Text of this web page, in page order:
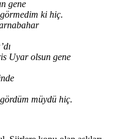
gene
ki hiç.
Uyar olsun gene
müydü hiç.